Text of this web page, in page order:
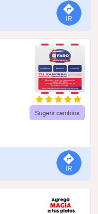
Sugerir cambios